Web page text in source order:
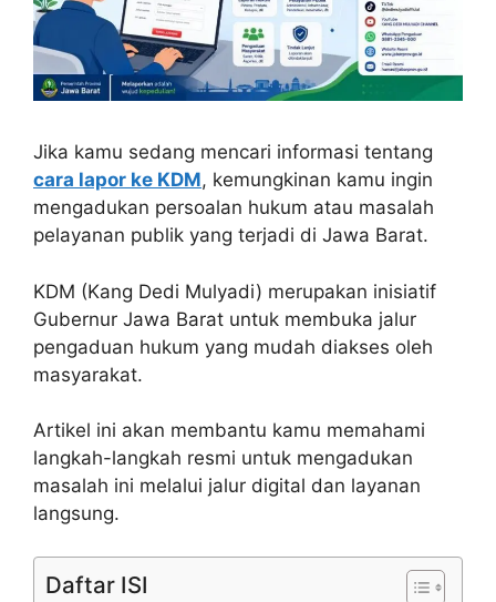
Jika kamu sedang mencari informasi tentang
cara lapor ke KDM, kemungkinan kamu ingin
mengadukan persoalan hukum atau masalah
pelayanan publik yang terjadi di Jawa Barat.
KDM (Kang Dedi Mulyadi) merupakan inisiatif
Gubernur Jawa Barat untuk membuka jalur
pengaduan hukum yang mudah diakses oleh
masyarakat.
Artikel ini akan membantu kamu memahami
langkah-langkah resmi untuk mengadukan
masalah ini melalui jalur digital dan layanan
langsung.
Daftar ISI